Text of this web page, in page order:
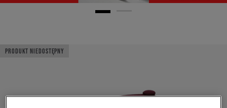
PRODUKT NIEDOSTĘPNY